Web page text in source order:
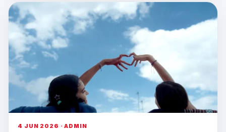
4 JUN 2026 · ADMIN